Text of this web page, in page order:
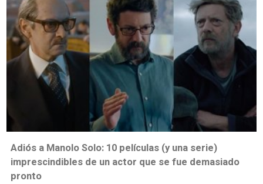
Adiós a Manolo Solo: 10 películas (y una serie)
imprescindibles de un actor que se fue demasiado
pronto